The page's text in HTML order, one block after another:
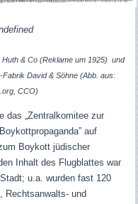
& Co (Reklame um 1925) und
David & Söhne (Abb. aus:
CCO)
das „Zentralkomitee zur
auf
Boykott jüdischer
Inhalt des Flugblattes war
u.a. wurden fast 120
Rechtsanwalts- und